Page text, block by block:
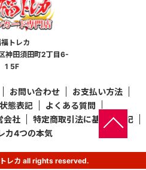
トレカ
神田須田町2丁目6-
1 5F
お問い合わせ
お支払い方法
状態表記
よくある質問
会社
特定商取引法に基づく表記
カ4つの本気
レカ all rights reserved.